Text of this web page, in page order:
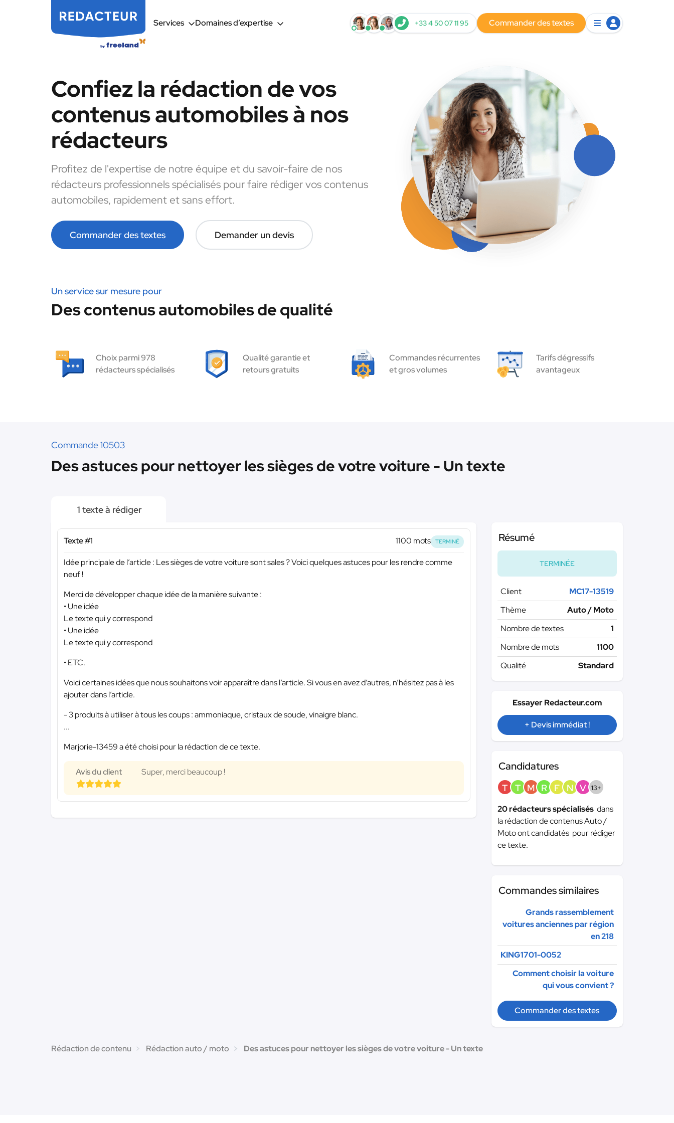
Services Domaines d’expertise +33 4 50 07 11 95 Commander des textes
Confiez la rédaction de vos
contenus automobiles à nos
rédacteurs
Profitez de l'expertise de notre équipe et du savoir-faire de nos
rédacteurs professionnels spécialisés pour faire rédiger vos contenus
automobiles, rapidement et sans effort.
Commander des textes Demander un devis
Un service sur mesure pour
Des contenus automobiles de qualité
Choix parmi 978
rédacteurs spécialisés
Qualité garantie et
retours gratuits
Commandes récurrentes
et gros volumes
Tarifs dégressifs
avantageux
Commande 10503
Des astuces pour nettoyer les sièges de votre voiture - Un texte
1 texte à rédiger
Texte #1 1100 mots TERMINÉ
Idée principale de l’article : Les sièges de votre voiture sont sales ? Voici quelques astuces pour les rendre comme
neuf !
Merci de développer chaque idée de la manière suivante :
• Une idée
Le texte qui y correspond
• Une idée
Le texte qui y correspond
• ETC.
Voici certaines idées que nous souhaitons voir apparaître dans l’article. Si vous en avez d’autres, n’hésitez pas à les
ajouter dans l’article.
- 3 produits à utiliser à tous les coups : ammoniaque, cristaux de soude, vinaigre blanc.
...
Marjorie-13459 a été choisi pour la rédaction de ce texte.
Avis du client Super, merci beaucoup !
Résumé
TERMINÉE
Client
MC17-13519
Thème
Auto / Moto
Nombre de textes
1
Nombre de mots
1100
Qualité
Standard
Essayer Redacteur.com
+ Devis immédiat !
Candidatures
T T M R F N V 13+
20 rédacteurs spécialisés dans
la rédaction de contenus Auto /
Moto ont candidatés pour rédiger
ce texte.
Commandes similaires
Grands rassemblement
voitures anciennes par région
en 218
KING1701-0052
Comment choisir la voiture
qui vous convient ?
Commander des textes
Rédaction de contenu Rédaction auto / moto Des astuces pour nettoyer les sièges de votre voiture - Un texte